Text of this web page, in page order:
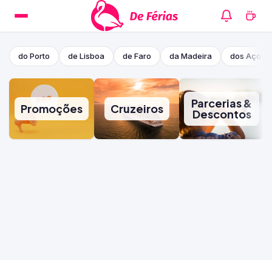
do Porto de Lisboa de Faro da Madeira dos
Promoções Cruzeiros Parcerias &
Descontos